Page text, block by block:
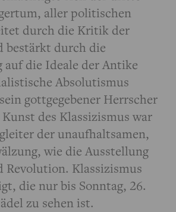
aller politischen
durch die Kritik der
bestärkt durch die
auf die Ideale der Antike
Absolutismus
gottgegebener Herrscher
des Klassizismus war
der unaufhaltsamen,
wie die Ausstellung
Revolution. Klassizismus
die nur bis Sonntag, 26.
zu sehen ist.